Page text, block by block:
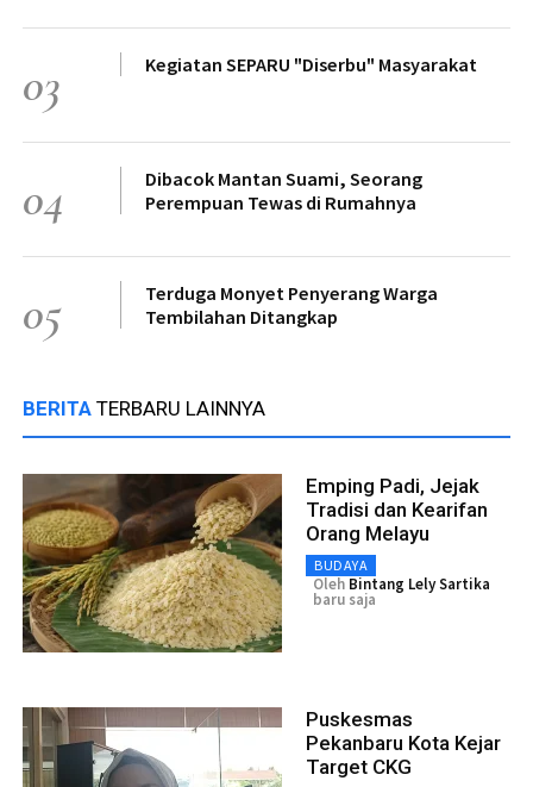
03 Kegiatan SEPARU "Diserbu" Masyarakat
04
Dibacok Mantan Suami, Seorang
Perempuan Tewas di Rumahnya
05
Terduga Monyet Penyerang Warga
Tembilahan Ditangkap
BERITA TERBARU LAINNYA
Emping Padi, Jejak
Tradisi dan Kearifan
Orang Melayu
BUDAYA
Oleh Bintang Lely Sartika
baru saja
Puskesmas
Pekanbaru Kota Kejar
Target CKG